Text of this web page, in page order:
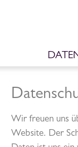
Wir freuen uns
Website. Der